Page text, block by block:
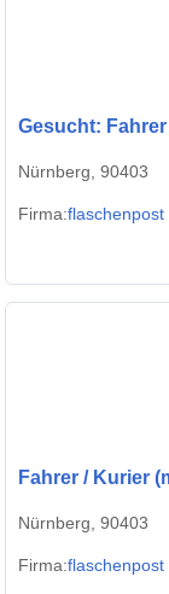
Gesucht:
Nürnberg, 90403
Firma:flaschenpost
Fahrer / Kurier
Nürnberg, 90403
Firma:flaschenpost